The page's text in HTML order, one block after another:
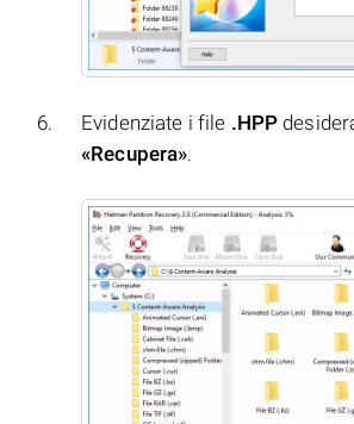
Evidenziate i file .HPP
«Recupera».